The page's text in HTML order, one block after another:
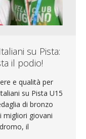
su Pista:
il podio!
e qualità per
su Pista U15
di bronzo
migliori giovani
il